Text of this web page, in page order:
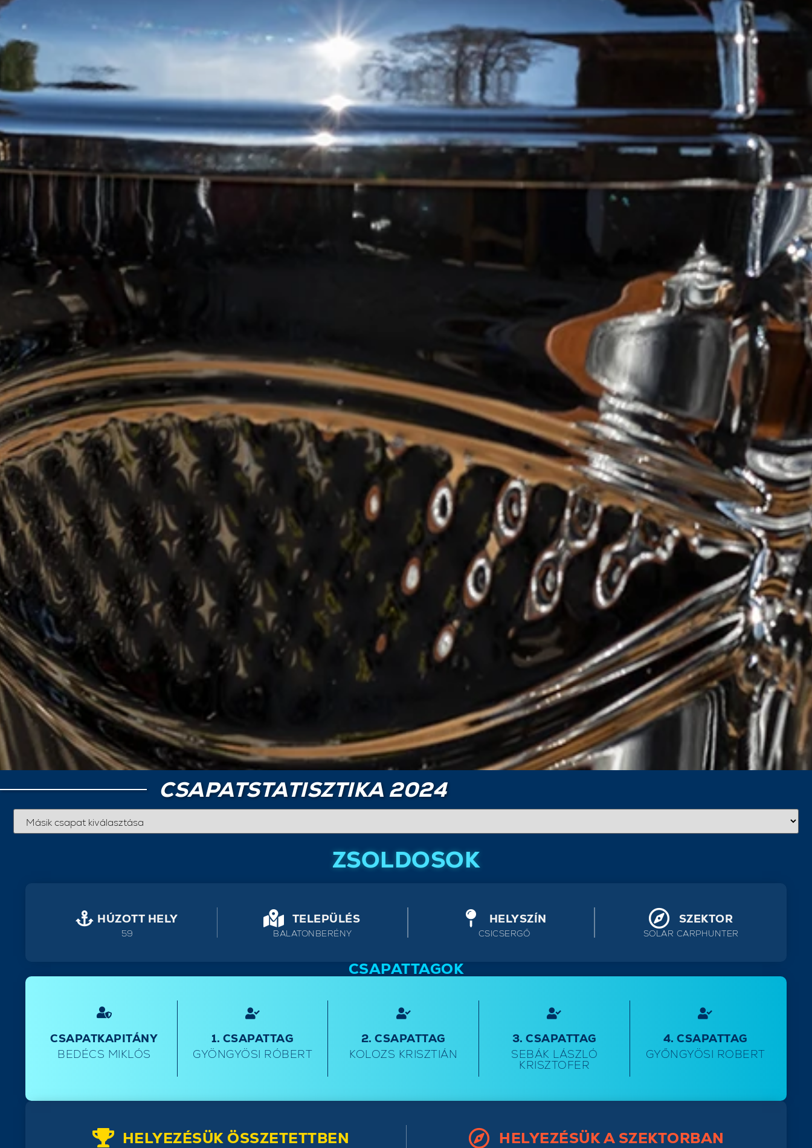
CSAPATSTATISZTIKA 2024
ZSOLDOSOK
HÚZOTT HELY
59
TELEPÜLÉS
BALATONBERÉNY
HELYSZÍN
CSICSERGŐ
SZEKTOR
SOLAR CARPHUNTER
CSAPATTAGOK
CSAPATKAPITÁNY
BEDÉCS MIKLÓS
1. CSAPATTAG
GYÖNGYÖSI RÓBERT
2. CSAPATTAG
KOLOZS KRISZTIÁN
3. CSAPATTAG
SEBÁK LÁSZLÓ
KRISZTOFER
4. CSAPATTAG
GYŐNGYÖSI ROBERT
HELYEZÉSÜK ÖSSZETETTBEN HELYEZÉSÜK A SZEKTORBAN